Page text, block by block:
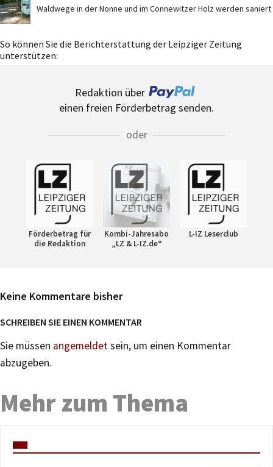
Waldwege in der Nonne und im Connewitzer Holz werden saniert
So können Sie die Berichterstattung der Leipziger Zeitung
unterstützen:
Redaktion über
einen freien Förderbetrag senden.
oder
Förderbetrag für
die Redaktion
Kombi-Jahresabo
„LZ & L-IZ.de“
L-IZ Leserclub
Keine Kommentare bisher
SCHREIBEN SIE EINEN KOMMENTAR
Sie müssen angemeldetsein, um einen Kommentar
abzugeben.
Mehr zum Thema